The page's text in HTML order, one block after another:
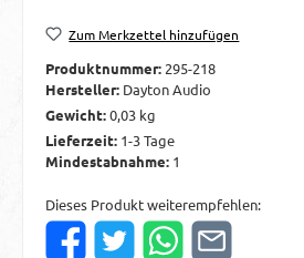
Zum Merkzettel hinzufügen
Produktnummer: 295-218
Hersteller: Dayton Audio
Gewicht:0,03 kg
Lieferzeit: 1-3 Tage
Mindestabnahme: 1
Dieses Produkt weiterempfehlen: